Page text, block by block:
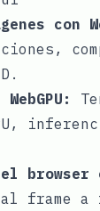
con
frame a